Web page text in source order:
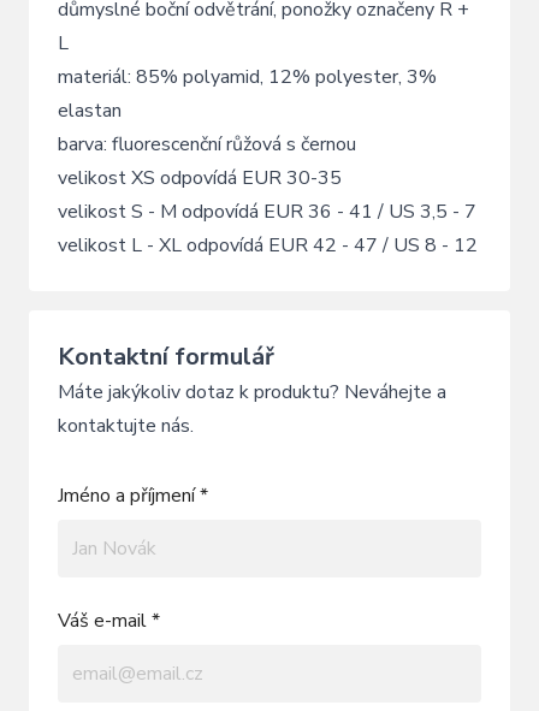
důmyslné boční odvětrání, ponožky označeny R +
L
materiál: 85% polyamid, 12% polyester, 3%
elastan
barva: fluorescenční růžová s černou
velikost XS odpovídá EUR 30-35
velikost S - M odpovídá EUR 36 - 41 / US 3,5 - 7
velikost L - XL odpovídá EUR 42 - 47 / US 8 - 12
Kontaktní formulář
Máte jakýkoliv dotaz k produktu? Neváhejte a
kontaktujte nás.
Jméno a příjmení *
Váš e-mail *